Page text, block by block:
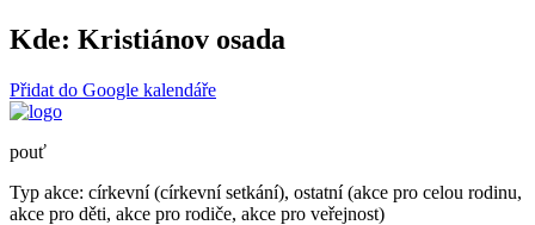
Kde: Kristiánov osada
Přidat do Google kalendáře
pouť
Typ akce: církevní (církevní setkání), ostatní (akce pro celou rodinu,
akce pro děti, akce pro rodiče, akce pro veřejnost)